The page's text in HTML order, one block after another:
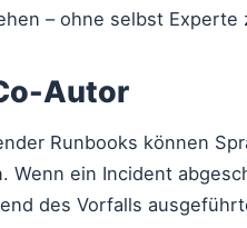
– ohne selbst Experte
Autor
Runbooks können
Wenn ein Incident
des Vorfalls